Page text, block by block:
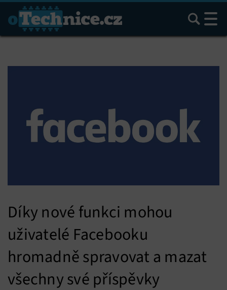
Hledat
Díky nové funkci mohou
uživatelé Facebooku
hromadně spravovat a mazat
všechny své příspěvky